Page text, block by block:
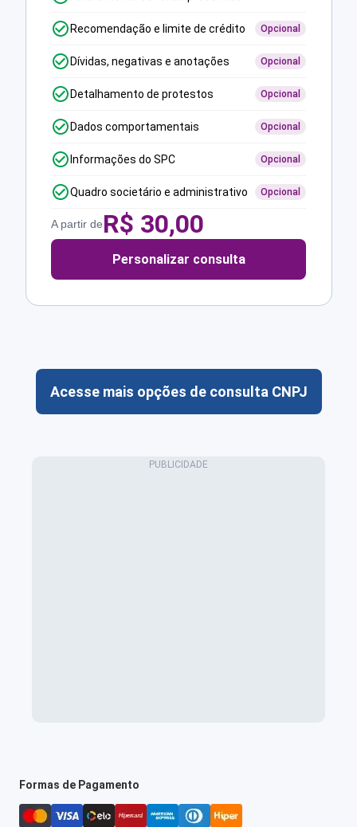
Recomendação e limite de crédito Opcional
Dívidas, negativas e anotações Opcional
Detalhamento de protestos Opcional
Dados comportamentais Opcional
Informações do SPC Opcional
Quadro societário e administrativo Opcional
A partir deR$ 30,00
Personalizar consulta
Acesse mais opções de consulta CNPJ
Formas de Pagamento